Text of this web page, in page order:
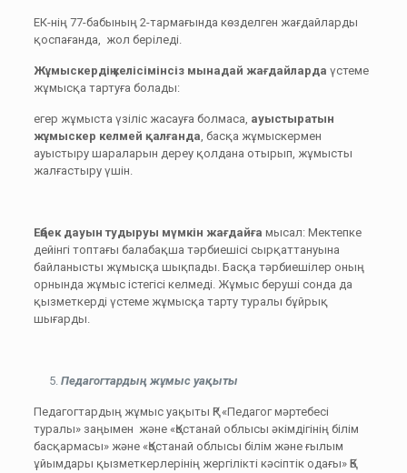
ЕК-нің 77-бабының 2-тармағында көзделген жағдайларды
қоспағанда, жол беріледі.
Жұмыскердің келісімінсіз мынадай жағдайларда үстеме
жұмысқа тартуға болады:
егер жұмыста үзіліс жасауға болмаса, ауыстыратын
жұмыскер келмей қалғанда, басқа жұмыскермен
ауыстыру шараларын дереу қолдана отырып, жұмысты
жалғастыру үшін.
Еңбек дауын тудыруы мүмкін жағдайға мысал: Мектепке
дейінгі топтағы балабақша тәрбиешісі сырқаттануына
байланысты жұмысқа шықпады. Басқа тәрбиешілер оның
орнында жұмыс істегісі келмеді. Жұмыс беруші сонда да
қызметкерді үстеме жұмысқа тарту туралы бұйрық
шығарды.
Педагогтардың жұмыс уақыты
Педагогтардың жұмыс уақыты ҚР «Педагог мәртебесі
туралы» заңымен және «Қостанай облысы әкімдігінің білім
басқармасы» және «Қостанай облысы білім және ғылым
ұйымдары қызметкерлерінің жергілікті кәсіптік одағы» ҚБ